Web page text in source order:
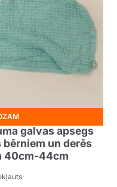
galvas apsegs
un derēs
40cm-44cm